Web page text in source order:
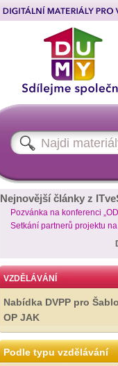
Nejnovější články z
Pozvánka na konferenci
Setkání partnerů projektu
VZDĚLÁVÁNÍ
Nabídka DVPP pro
OP JAK
Podle typu vzdělávání